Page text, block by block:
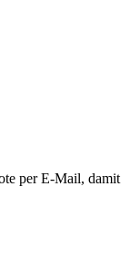
per E-Mail, damit